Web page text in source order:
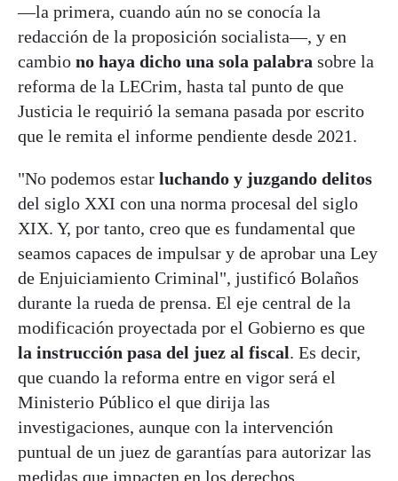
—la primera, cuando aún no se conocía la
redacción de la proposición socialista—, y en
cambio no haya dicho una sola palabra sobre la
reforma de la LECrim, hasta tal punto de que
Justicia le requirió la semana pasada por escrito
que le remita el informe pendiente desde 2021.
"No podemos estar luchando y juzgando delitos
del siglo XXI con una norma procesal del siglo
XIX. Y, por tanto, creo que es fundamental que
seamos capaces de impulsar y de aprobar una Ley
de Enjuiciamiento Criminal", justificó Bolaños
durante la rueda de prensa. El eje central de la
modificación proyectada por el Gobierno es que
la instrucción pasa del juez al fiscal. Es decir,
que cuando la reforma entre en vigor será el
Ministerio Público el que dirija las
investigaciones, aunque con la intervención
puntual de un juez de garantías para autorizar las
medidas que impacten en los derechos